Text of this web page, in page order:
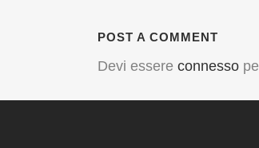
POST A COMMENT
Devi essere connesso